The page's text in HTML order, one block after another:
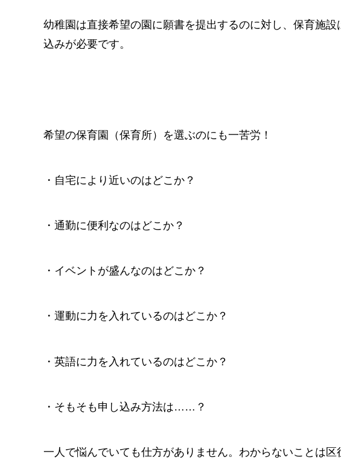
幼稚園は直接希望の園に願書を提出するのに対し、保育施
込みが必要です。
希望の保育園（保育所）を選ぶのにも一苦労！
・自宅により近いのはどこか？
・通勤に便利なのはどこか？
・イベントが盛んなのはどこか？
・運動に力を入れているのはどこか？
・英語に力を入れているのはどこか？
・そもそも申し込み方法は……？
一人で悩んでいても仕方がありません。わからないことは区